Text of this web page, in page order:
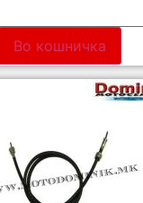
Во кошничка